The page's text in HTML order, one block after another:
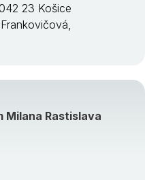
23 Košice
Milana Rastislava